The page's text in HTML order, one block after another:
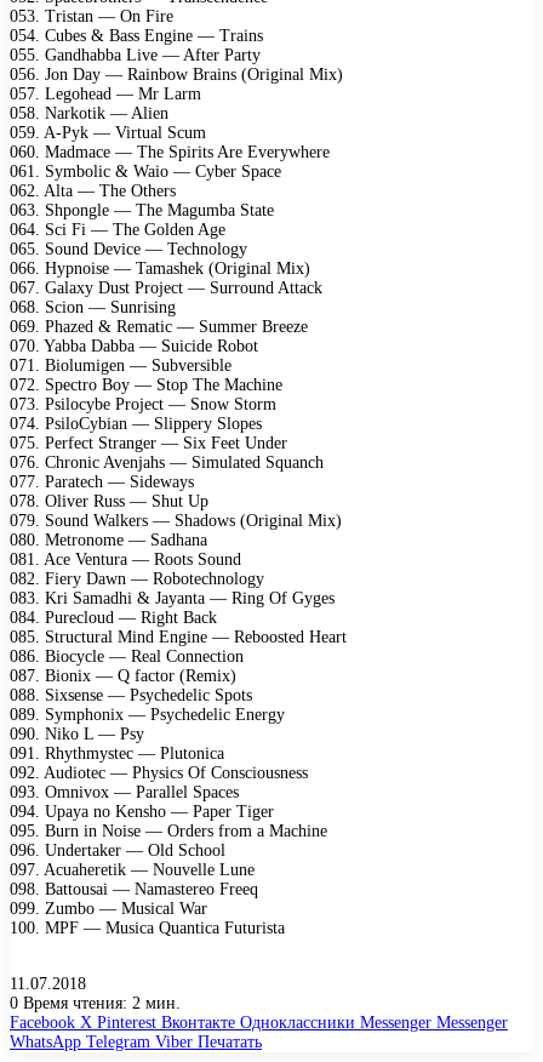
053. Tristan — On Fire
054. Cubes & Bass Engine — Trains
055. Gandhabba Live — After Party
056. Jon Day — Rainbow Brains (Original Mix)
057. Legohead — Mr Larm
058. Narkotik — Alien
059. A-Pyk — Virtual Scum
060. Madmace — The Spirits Are Everywhere
061. Symbolic & Waio — Cyber Space
062. Alta — The Others
063. Shpongle — The Magumba State
064. Sci Fi — The Golden Age
065. Sound Device — Technology
066. Hypnoise — Tamashek (Original Mix)
067. Galaxy Dust Project — Surround Attack
068. Scion — Sunrising
069. Phazed & Rematic — Summer Breeze
070. Yabba Dabba — Suicide Robot
071. Biolumigen — Subversible
072. Spectro Boy — Stop The Machine
073. Psilocybe Project — Snow Storm
074. PsiloCybian — Slippery Slopes
075. Perfect Stranger — Six Feet Under
076. Chronic Avenjahs — Simulated Squanch
077. Paratech — Sideways
078. Oliver Russ — Shut Up
079. Sound Walkers — Shadows (Original Mix)
080. Metronome — Sadhana
081. Ace Ventura — Roots Sound
082. Fiery Dawn — Robotechnology
083. Kri Samadhi & Jayanta — Ring Of Gyges
084. Purecloud — Right Back
085. Structural Mind Engine — Reboosted Heart
086. Biocycle — Real Connection
087. Bionix — Q factor (Remix)
088. Sixsense — Psychedelic Spots
089. Symphonix — Psychedelic Energy
090. Niko L — Psy
091. Rhythmystec — Plutonica
092. Audiotec — Physics Of Consciousness
093. Omnivox — Parallel Spaces
094. Upaya no Kensho — Paper Tiger
095. Burn in Noise — Orders from a Machine
096. Undertaker — Old School
097. Acuaheretik — Nouvelle Lune
098. Battousai — Namastereo Freeq
099. Zumbo — Musical War
100. MPF — Musica Quantica Futurista
11.07.2018
0 Время чтения: 2 мин.
Facebook X Pinterest Вконтакте Одноклассники Messenger Messenger
WhatsApp Telegram Viber Печатать